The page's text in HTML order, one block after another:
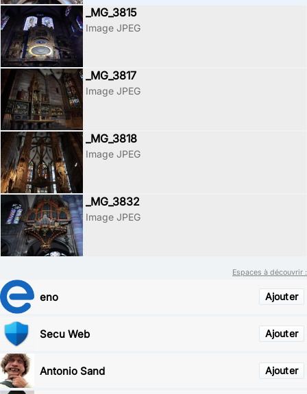
_MG_3815
Image JPEG
_MG_3817
Image JPEG
_MG_3818
Image JPEG
_MG_3832
Image JPEG
Espaces à découvrir :
Ajouter
eno
Ajouter
Secu Web
Ajouter
Antonio Sand